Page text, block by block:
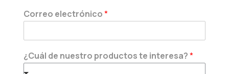
Correo electrónico*
¿Cuál de nuestro productos te interesa?*